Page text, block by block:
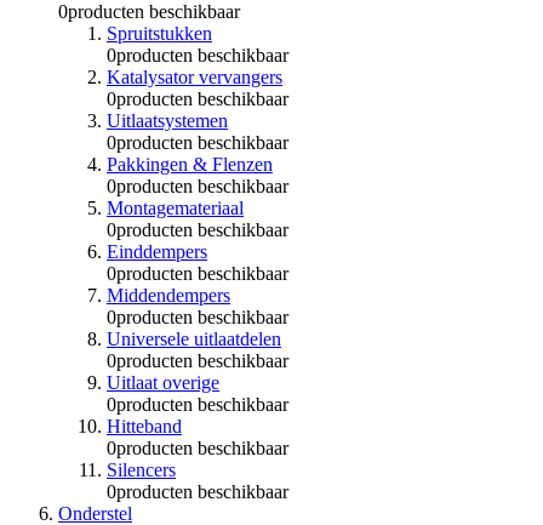
0producten beschikbaar
Spruitstukken
0producten beschikbaar
Katalysator vervangers
0producten beschikbaar
Uitlaatsystemen
0producten beschikbaar
Pakkingen & Flenzen
0producten beschikbaar
Montagemateriaal
0producten beschikbaar
Einddempers
0producten beschikbaar
Middendempers
0producten beschikbaar
Universele uitlaatdelen
0producten beschikbaar
Uitlaat overige
0producten beschikbaar
Hitteband
0producten beschikbaar
Silencers
0producten beschikbaar
Onderstel